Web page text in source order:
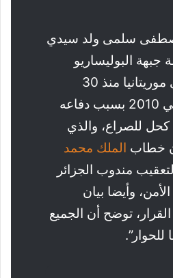
سلمى ولد سيدي
جبهة البوليساريو
سابقاً المنفي إلى موريتانيا منذ 30
نوفمبر تشرين ثاني 2010 بسبب دفاعه
للصراع، والذي
خطاب الملك محمد
مندوب الجزائر
وأيضا بيان
توضح أن الجميع